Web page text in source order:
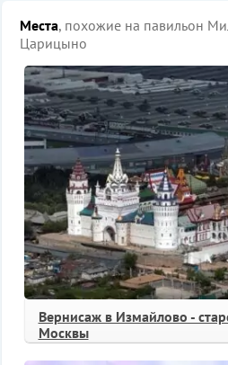
Места, похожие на павильон
Царицыно
Вернисаж в Измайлово -
Москвы